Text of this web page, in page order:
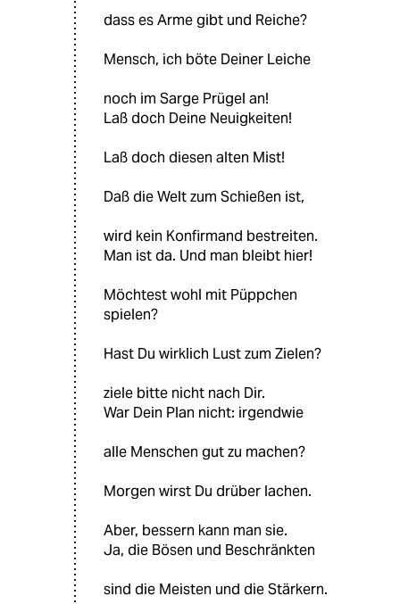
dass es Arme gibt und Reiche?
Mensch, ich böte Deiner Leiche
noch im Sarge Prügel an!
Laß doch Deine Neuigkeiten!
Laß doch diesen alten Mist!
Daß die Welt zum Schießen ist,
wird kein Konfirmand bestreiten.
Man ist da. Und man bleibt hier!
Möchtest wohl mit Püppchen
spielen?
Hast Du wirklich Lust zum Zielen?
ziele bitte nicht nach Dir.
War Dein Plan nicht: irgendwie
alle Menschen gut zu machen?
Morgen wirst Du drüber lachen.
Aber, bessern kann man sie.
Ja, die Bösen und Beschränkten
sind die Meisten und die Stärkern.